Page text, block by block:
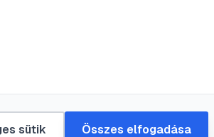
az
sütik Összes elfogadása